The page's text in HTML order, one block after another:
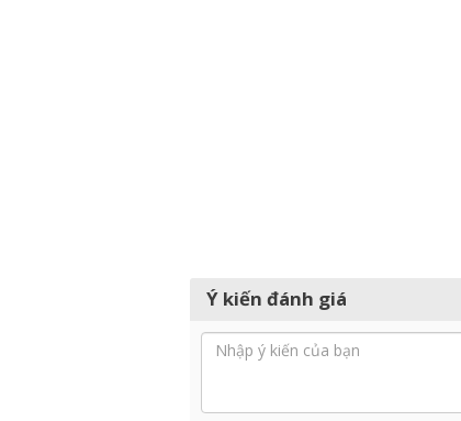
Ý kiến đánh giá